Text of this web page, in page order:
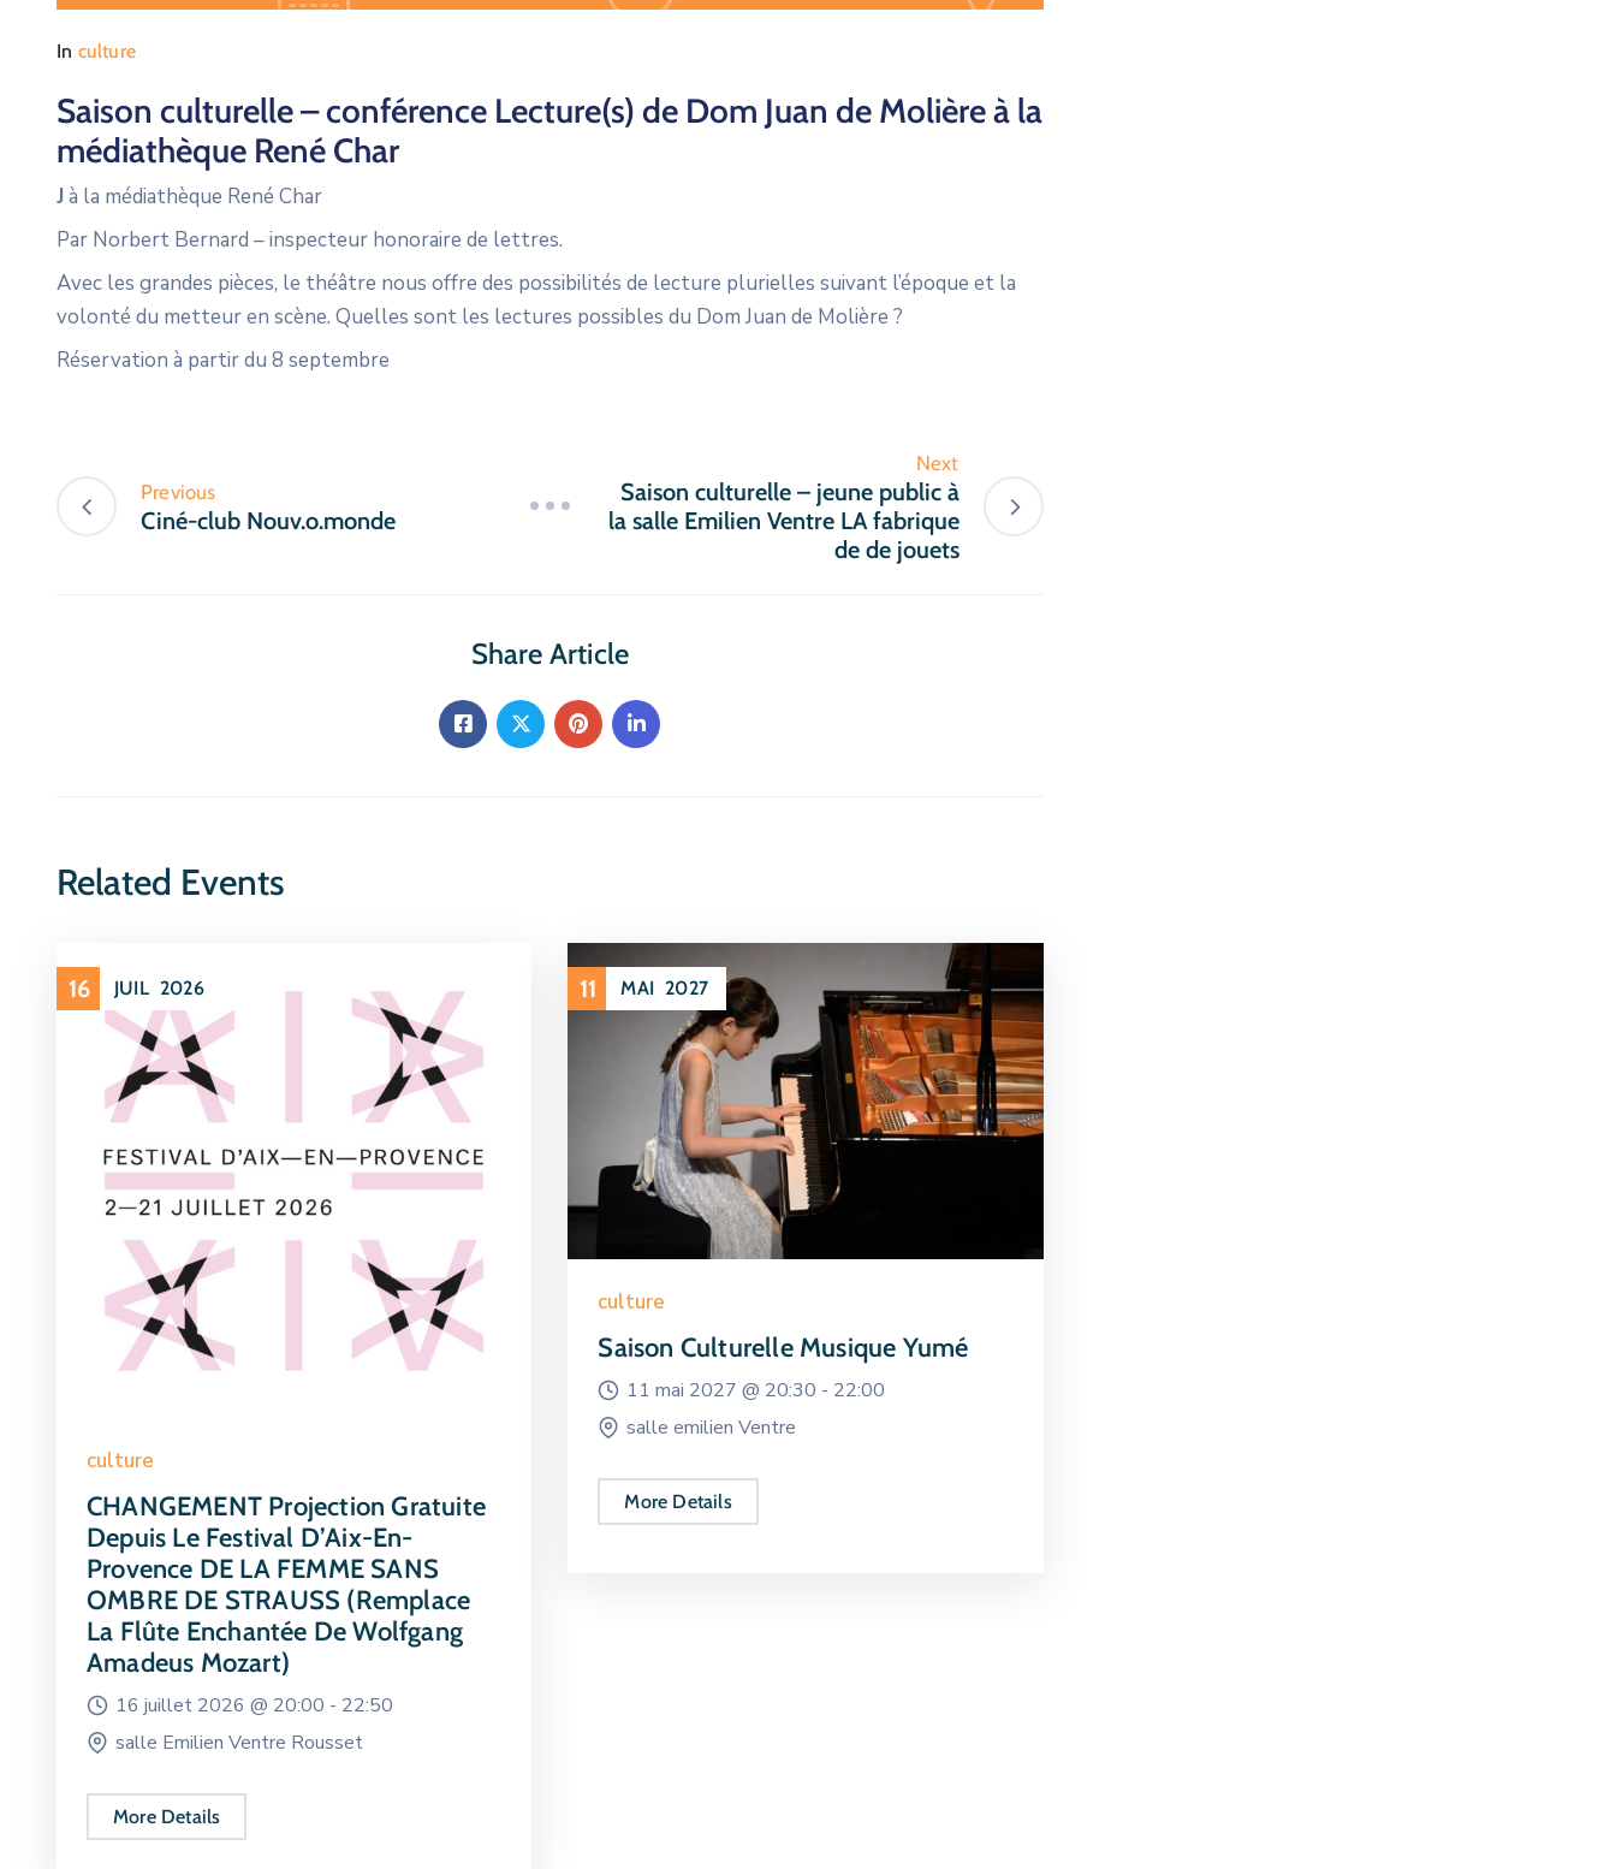
In culture
Saison culturelle – conférence Lecture(s) de Dom Juan de Molière à la
médiathèque René Char
J à la médiathèque René Char
Par Norbert Bernard – inspecteur honoraire de lettres.
Avec les grandes pièces, le théâtre nous offre des possibilités de lecture plurielles suivant l’époque et la
volonté du metteur en scène. Quelles sont les lectures possibles du Dom Juan de Molière ?
Réservation à partir du 8 septembre
Previous
Ciné-club Nouv.o.monde
Next
Saison culturelle – jeune public à
la salle Emilien Ventre LA fabrique
de de jouets
Share Article
Related Events
16 JUIL 2026
culture
CHANGEMENT Projection Gratuite
Depuis Le Festival D’Aix-En-
Provence DE LA FEMME SANS
OMBRE DE STRAUSS (remplace
La Flûte Enchantée De Wolfgang
Amadeus Mozart)
16 juillet 2026 @ 20:00 - 22:50
salle Emilien Ventre Rousset
More Details
11 MAI 2027
culture
Saison Culturelle Musique Yumé
11 mai 2027 @ 20:30 - 22:00
salle emilien Ventre
More Details